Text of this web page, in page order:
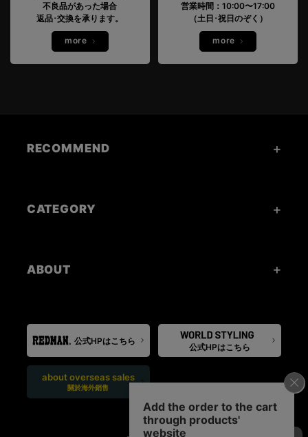
不良品があった場合
返品･交換を承ります。
more
営業時間：10:00〜17:00
（土日･祝日のぞく）
more
RECOMMEND
CATEGORY
ABOUT
公式HPはこちら
公式HPはこちら
about overseas sales
關於海外銷售